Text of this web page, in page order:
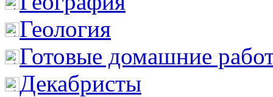
Геология
Готовые домашние
Декабристы